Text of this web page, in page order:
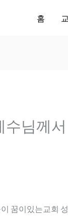
홈
님께
꿈이있는교회